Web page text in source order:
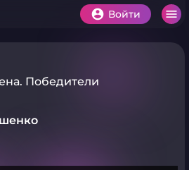
Войти
Победители